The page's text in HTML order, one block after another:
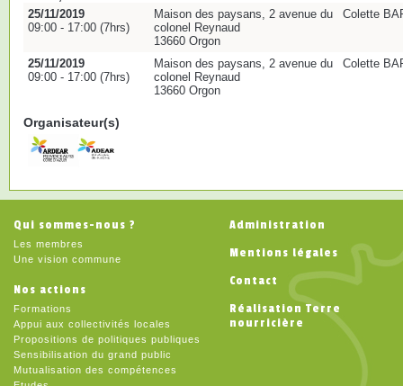
25/11/2019
09:00 - 17:00 (7hrs)
Maison des paysans, 2 avenue du
colonel Reynaud
13660 Orgon
Colette
25/11/2019
09:00 - 17:00 (7hrs)
Maison des paysans, 2 avenue du
colonel Reynaud
13660 Orgon
Colette
Organisateur(s)
Qui sommes-nous ?
Les membres
Une vision commune
Nos actions
Formations
Appui aux collectivités locales
Propositions de politiques publiques
Sensibilisation du grand public
Mutualisation des compétences
Administration
Mentions légales
Contact
Réalisation Terre
nourricière